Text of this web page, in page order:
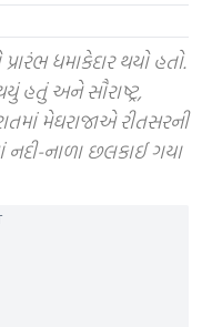
ધમાકેદાર થયો હતો.
હતું અને સૌરાષ્ટ્ર,
મેઘરાજાએ રીતસરની
નદી-નાળા છલકાઈ ગયા